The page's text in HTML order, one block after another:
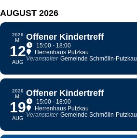
AUGUST 2026
2026
MI
12
AUG
Offener Kindertreff
15:00 - 18:00
Herrenhaus Putzkau
Veranstalter Gemeinde Schmölln-Putzkau
2026
MI
19
AUG
Offener Kindertreff
15:00 - 18:00
Herrenhaus Putzkau
Veranstalter Gemeinde Schmölln-Putzkau